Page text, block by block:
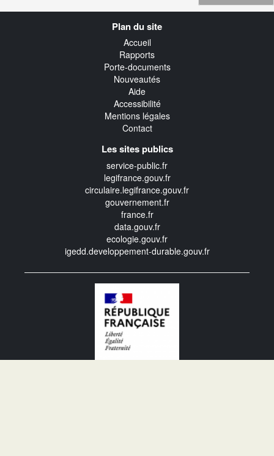
Plan du site
Accueil
Rapports
Porte-documents
Nouveautés
Aide
Accessibilité
Mentions légales
Contact
Les sites publics
service-public.fr
legifrance.gouv.fr
circulaire.legifrance.gouv.fr
gouvernement.fr
france.fr
data.gouv.fr
ecologie.gouv.fr
igedd.developpement-durable.gouv.fr